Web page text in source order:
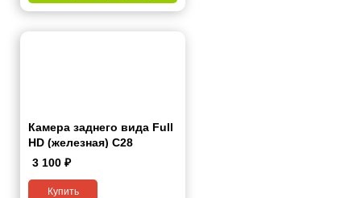
Камера заднего вида Full
HD (железная) С28
3 100 ₽
Купить